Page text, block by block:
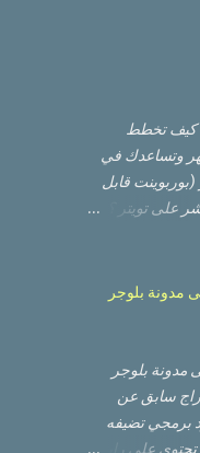
كيف تخطط
وتساعدك في
قابل
على تويتر ؟
على أعلى وصول
كان
أو مررت على
تعطيك أوقات
والإجازة في
لتناسب
مدونة بلوجر
مدونة بلوجر
سابق عن
برمجي تضيفه
تحتوي على رابط